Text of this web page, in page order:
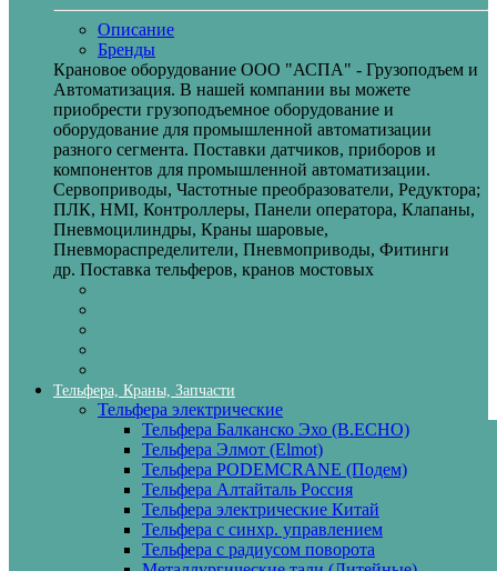
Описание
Бренды
Крановое оборудование ООО "АСПА" - Грузоподъем и
Автоматизация. В нашей компании вы можете
приобрести грузоподъемное оборудование и
оборудование для промышленной автоматизации
разного сегмента. Поставки датчиков, приборов и
компонентов для промышленной автоматизации.
Сервоприводы, Частотные преобразователи, Редуктора;
ПЛК, HMI, Контроллеры, Панели оператора, Клапаны,
Пневмоцилиндры, Краны шаровые,
Пневмораспределители, Пневмоприводы, Фитинги
др. Поставка тельферов, кранов мостовых
Тельфера, Краны, Запчасти
Тельфера электрические
Тельфера Балканско Эхо (B.ECHO)
Тельфера Элмот (Elmot)
Тельфера PODEMCRANE (Подем)
Тельфера Алтайталь Россия
Тельфера электрические Китай
Тельфера с синхр. управлением
Тельфера с радиусом поворота